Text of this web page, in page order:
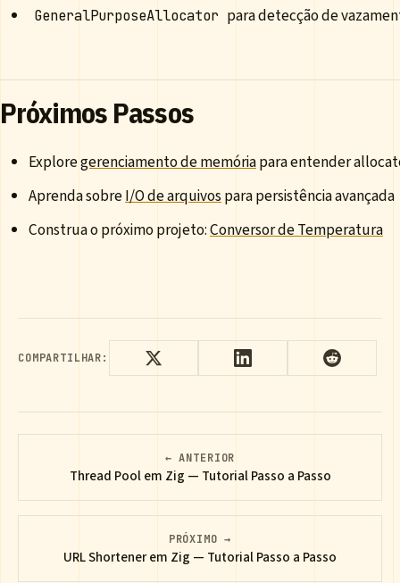
GeneralPurposeAllocator para detecção de
Próximos Passos
Exploregerenciamento de memóriapara entender
Aprenda sobreI/O de arquivospara persistência avançada
Construa o próximo projeto:Conversor de Temperatura
COMPARTILHAR:
← ANTERIOR
Thread Pool em Zig — Tutorial Passo a Passo
PRÓXIMO →
URL Shortener em Zig — Tutorial Passo a Passo